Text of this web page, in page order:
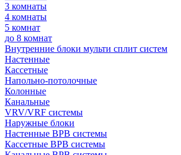
3 комнаты
4 комнаты
5 комнат
до 8 комнат
Внутренние блоки мульти сплит систем
Настенные
Кассетные
Напольно-потолочные
Колонные
Канальные
VRV/VRF системы
Наружные блоки
Настенные ВРВ системы
Кассетные ВРВ системы